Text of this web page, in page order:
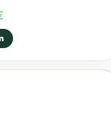
on:
799,20 €.